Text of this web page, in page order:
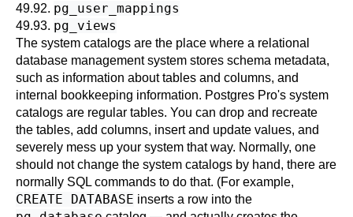
49.92. pg_user_mappings
49.93. pg_views
The system catalogs are the place where a relational
database management system stores schema metadata,
such as information about tables and columns, and
internal bookkeeping information. Postgres Pro's system
catalogs are regular tables. You can drop and recreate
the tables, add columns, insert and update values, and
severely mess up your system that way. Normally, one
should not change the system catalogs by hand, there are
normally SQL commands to do that. (For example,
CREATE DATABASE inserts a row into the